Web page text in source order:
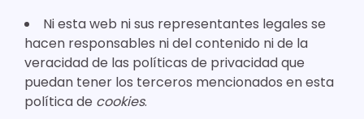
Ni esta web ni sus representantes legales se
hacen responsables ni del contenido ni de la
veracidad de las políticas de privacidad que
puedan tener los terceros mencionados en esta
política de cookies.